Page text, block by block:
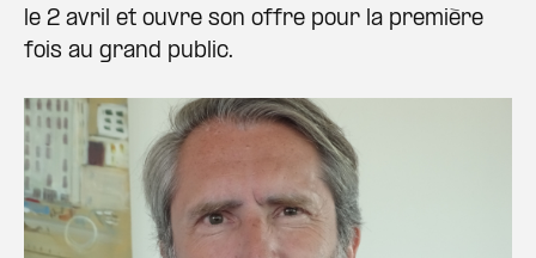
le 2 avril et ouvre son offre pour la première
fois au grand public.